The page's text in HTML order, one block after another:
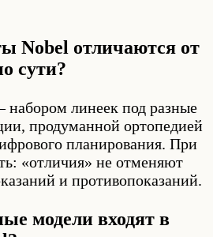
Nobel отличаются от
сути?
линеек под разные
продуманной ортопедией
планирования. При
«отличия» не отменяют
и противопоказаний.
модели входят в